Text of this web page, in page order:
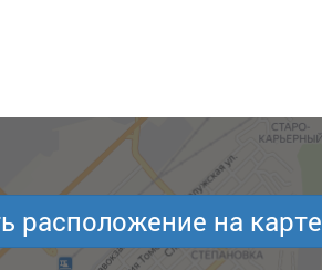
расположение на карте